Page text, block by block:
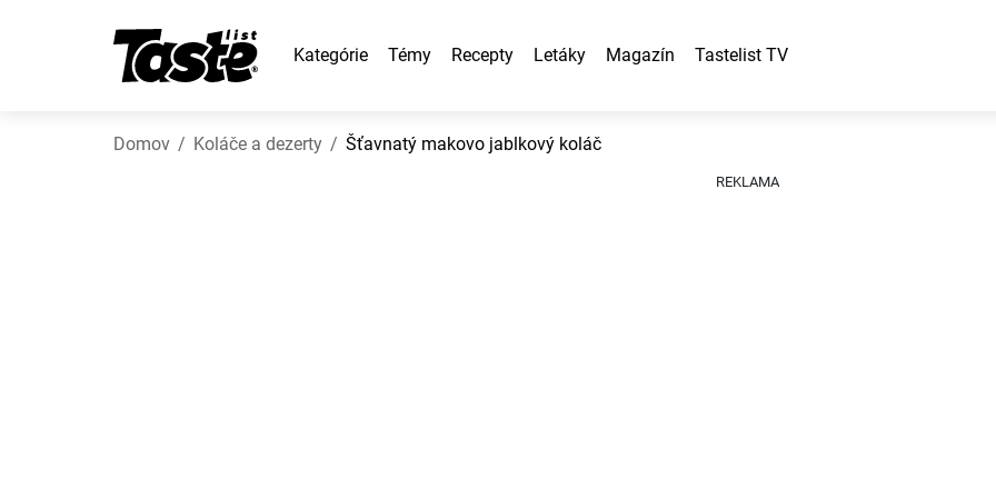
Kategórie Témy Recepty Letáky Magazín Tastelist TV
Domov Koláče a dezerty Šťavnatý makovo jablkový koláč
REKLAMA